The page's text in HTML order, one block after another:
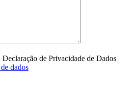
de Privacidade de Dados
dados